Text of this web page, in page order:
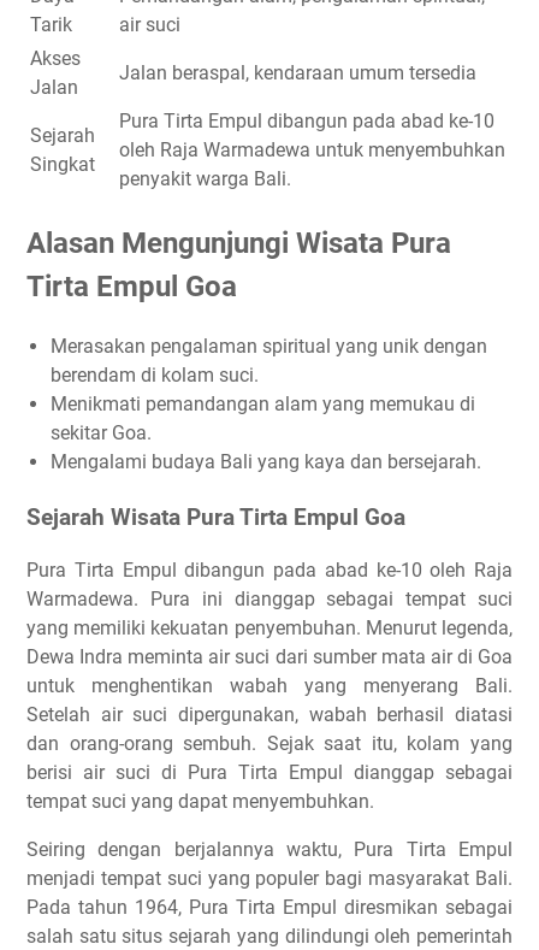
Tarik
air suci
Akses
Jalan
Jalan beraspal, kendaraan umum tersedia
Sejarah
Singkat
Pura Tirta Empul dibangun pada abad ke-10
oleh Raja Warmadewa untuk menyembuhkan
penyakit warga Bali.
Alasan Mengunjungi Wisata Pura
Tirta Empul Goa
Merasakan pengalaman spiritual yang unik dengan
berendam di kolam suci.
Menikmati pemandangan alam yang memukau di
sekitar Goa.
Mengalami budaya Bali yang kaya dan bersejarah.
Sejarah Wisata Pura Tirta Empul Goa
Pura Tirta Empul dibangun pada abad ke-10 oleh Raja
Warmadewa. Pura ini dianggap sebagai tempat suci
yang memiliki kekuatan penyembuhan. Menurut legenda,
Dewa Indra meminta air suci dari sumber mata air di Goa
untuk menghentikan wabah yang menyerang Bali.
Setelah air suci dipergunakan, wabah berhasil diatasi
dan orang-orang sembuh. Sejak saat itu, kolam yang
berisi air suci di Pura Tirta Empul dianggap sebagai
tempat suci yang dapat menyembuhkan.
Seiring dengan berjalannya waktu, Pura Tirta Empul
menjadi tempat suci yang populer bagi masyarakat Bali.
Pada tahun 1964, Pura Tirta Empul diresmikan sebagai
salah satu situs sejarah yang dilindungi oleh pemerintah